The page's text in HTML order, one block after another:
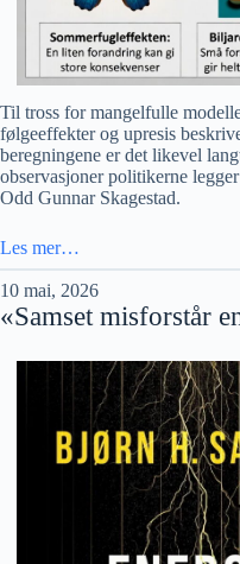
Til tross for mangelfulle
følgeeffekter og upresis
beregningene er det likevel
observasjoner politikerne
Odd Gunnar Skagestad.
Les mer…
10 mai, 2026
«Samset misforstår